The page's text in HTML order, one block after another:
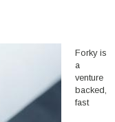
Forky is
a
venture
backed,
fast